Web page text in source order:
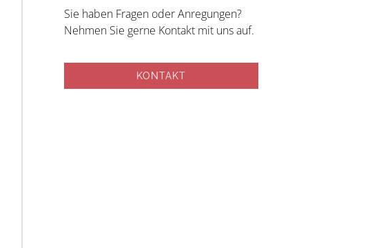
Sie haben Fragen oder Anregungen?
Nehmen Sie gerne Kontakt mit uns auf.
KONTAKT